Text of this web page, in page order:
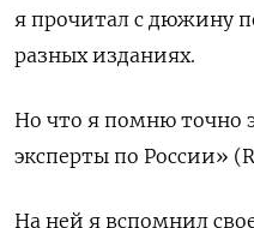
я прочитал с дюжину
разных изданиях.
Но что я помню точно
эксперты по России»
На ней я вспомнил